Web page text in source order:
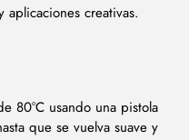
aplicaciones creativas.
80°C usando una pistola
que se vuelva suave y